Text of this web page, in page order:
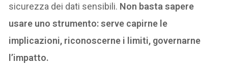
sicurezza dei dati sensibili. Non basta sapere
usare uno strumento: serve capirne le
implicazioni, riconoscerne i limiti, governarne
l’impatto.